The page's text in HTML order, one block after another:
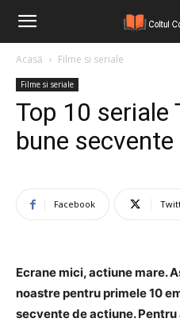
Acasă Filme si seriale
Filme si seriale
Top 10 seriale
bune
Facebook
Ecrane mici, actiune mare.
noastre pentru primele 10
secvente de actiune.